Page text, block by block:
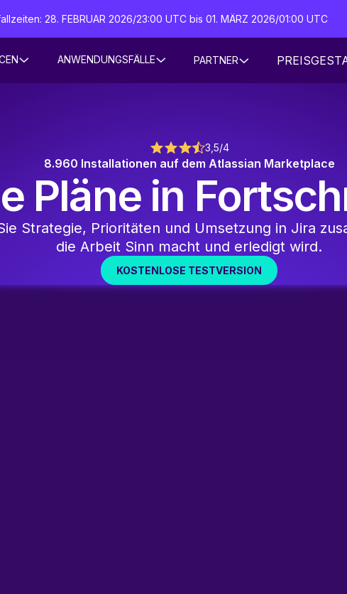
28. FEBRUAR 2026/23:00 UTC bis 01. MÄRZ 2026/01:00 UTC
ANWENDUNGSFÄLLE PARTNER
3,5/4
8.960 Installationen auf dem Atlassian Marketplace
Pläne in
Strategie, Prioritäten und Umsetzung in Jira
die Arbeit Sinn macht und erledigt wird.
KOSTENLOSE TESTVERSION